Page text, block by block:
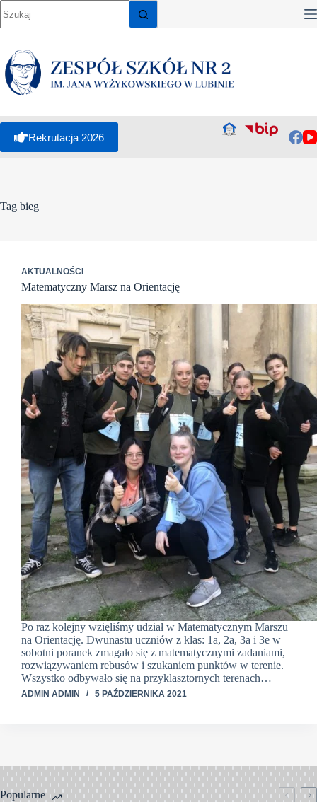
do
treści
Rekrutacja 2026
Tag bieg
AKTUALNOŚCI
Matematyczny Marsz na Orientację
Po raz kolejny wzięliśmy udział w Matematycznym Marszu
na Orientację. Dwunastu uczniów z klas: 1a, 2a, 3a i 3e w
sobotni poranek zmagało się z matematycznymi zadaniami,
rozwiązywaniem rebusów i szukaniem punktów w terenie.
Wszystko odbywało się na przyklasztornych terenach…
ADMIN ADMIN 5 PAŹDZIERNIKA 2021
Popularne